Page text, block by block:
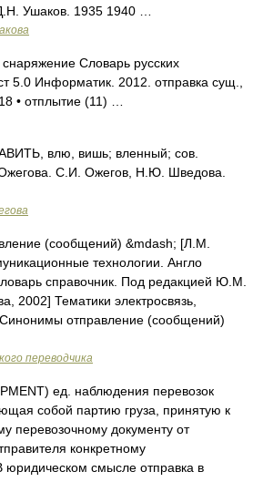
Ушаков. 1935 1940 …
Словарь русских
5.0 Информатик. 2012. отправка сущ.,
• отплытие (11) …
влю, вишь; вленный; сов.
С.И. Ожегов, Н.Ю. Шведова.
(сообщений) &mdash; [Л.М.
технологии. Англо
справочник. Под редакцией Ю.М.
2002] Тематики электросвязь,
отправление (сообщений)
переводчика
ед. наблюдения перевозок
собой партию груза, принятую к
перевозочному документу от
конкретному
юридическом смысле отправка в